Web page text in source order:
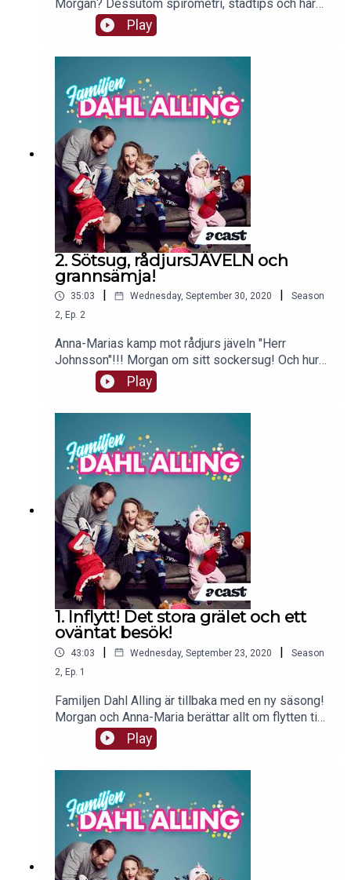
Morgan? Dessutom spirometri, städtips och har
det skurit sig i tv-serie soffan?
Play
2. Sötsug, rådjursJÄVELN och
grannsämja!
35:03 Wednesday, September 30, 2020
Season
2, Ep. 2
Anna-Marias kamp mot rådjurs jäveln "Herr
Johnsson"!!! Morgan om sitt sockersug! Och hur
går det med grannsämjan egentligen? Välkommen
till Familjen Dahl Alling.
Play
1. Inflytt! Det stora grälet och ett
oväntat besök!
43:03 | Wednesday, September 23, 2020 |
Season
2 Ep. 1
Familjen Dahl Alling är tillbaka med en ny säsong!
Morgan och Anna-Maria berättar allt om flytten till
drömhuset. Och vad handlar det stora grälet om
egentligen?Välkommen!
Play